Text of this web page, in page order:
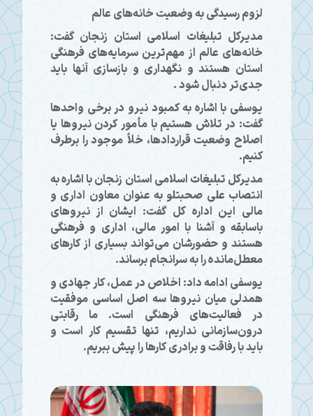
لزوم رسیدگی به وضعیت خانه‌های عالم
مدیرکل تبلیغات اسلامی استان زنجان گفت:
خانه‌های عالم از مهم‌ترین سرمایه‌های فرهنگی
استان هستند و نگهداری و بازسازی آنها باید
جدی‌تر دنبال شود .
یوسفی با اشاره به کمبود نیرو در برخی واحدها
گفت: در تلاش هستیم با مأمور کردن نیروها یا
اصلاح وضعیت قراردادها، خلأ موجود را برطرف
کنیم.
مدیرکل تبلیغات اسلامی استان زنجان با اشاره به
انتصاب علی صحبتلو به عنوان معاون اداری و
مالی این اداره کل گفت: ایشان از نیروهای
باسابقه و آشنا با امور مالی، اداری و فرهنگی
هستند و حضورشان می‌تواند بسیاری از کارهای
معطل‌مانده را به سرانجام برساند.
یوسفی ادامه داد: اخلاص در عمل، کار جهادی و
همدلی میان نیروها سه اصل اساسی موفقیت
در فعالیت‌های فرهنگی است. ما رقابتی
درون‌سازمانی نداریم، تنها تقسیم کار است و
باید با رفاقت و برادری کارها را پیش ببریم.